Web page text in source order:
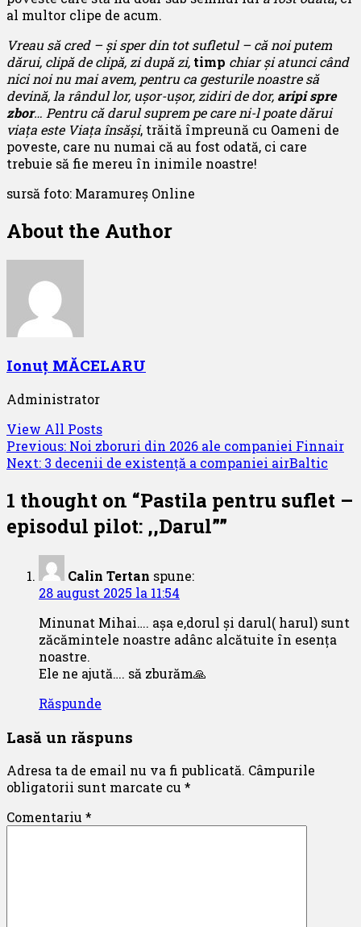
al multor clipe de acum.
Vreau să cred – și sper din tot sufletul – că noi putem
dărui, clipă de clipă, zi după zi, timp chiar și atunci când
nici noi nu mai avem, pentru ca gesturile noastre să
devină, la rândul lor, ușor-ușor, zidiri de dor, aripi spre
zbor… Pentru că darul suprem pe care ni-l poate dărui
viața este Viața însăși, trăită împreună cu Oameni de
poveste, care nu numai că au fost odată, ci care
trebuie să fie mereu în inimile noastre!
sursă foto: Maramureș Online
About the Author
Ionuț MĂCELARU
Administrator
View All Posts
Post
navigation
Previous: Noi zboruri din 2026 ale companiei Finnair
Next: 3 decenii de existență a companiei airBaltic
1 thought on “Pastila pentru suflet –
episodul pilot: ,,Darul””
Calin Tertan spune:
28 august 2025 la 11:54
Minunat Mihai…. așa e,dorul și darul( harul) sunt
zăcămintele noastre adânc alcătuite în esența
noastre.
Ele ne ajută…. să zburăm🙏
Răspunde
Lasă un răspuns
Adresa ta de email nu va fi publicată. Câmpurile
obligatorii sunt marcate cu *
Comentariu *